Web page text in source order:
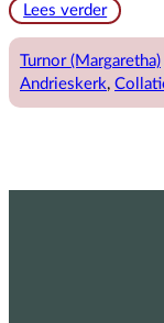
Lees verder:
dominee
Turnor (Margaretha)
Andrieskerk,